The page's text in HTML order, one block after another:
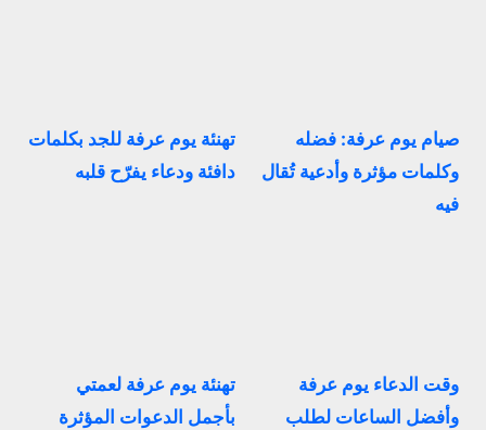
صيام يوم عرفة: فضله
وكلمات مؤثرة وأدعية تُقال
فيه
تهنئة يوم عرفة للجد بكلمات
دافئة ودعاء يفرّح قلبه
وقت الدعاء يوم عرفة
وأفضل الساعات لطلب
تهنئة يوم عرفة لعمتي
بأجمل الدعوات المؤثرة